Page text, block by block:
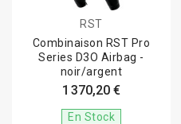
RST
Combinaison RST Pro
Series D3O Airbag -
noir/argent
1 370,20 €
En Stock